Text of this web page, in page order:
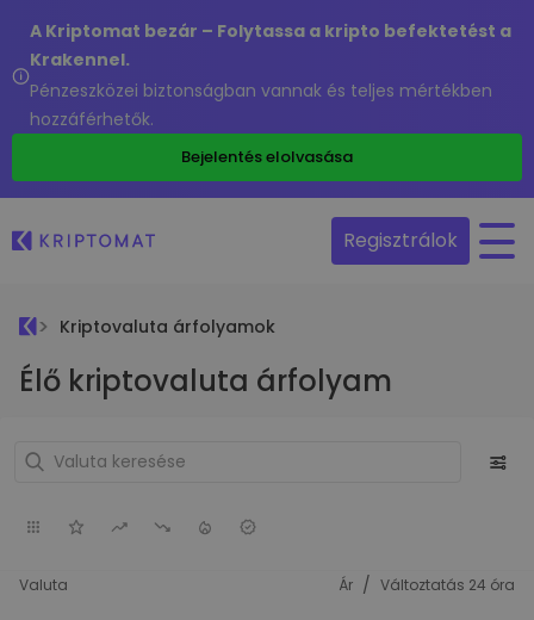
A Kriptomat bezár – Folytassa a kripto befektetést a
Krakennel.
Pénzeszközei biztonságban vannak és teljes mértékben
hozzáférhetők.
Bejelentés elolvasása
Regisztrálok
Kriptovaluta árfolyamok
Élő kriptovaluta árfolyam
Valuta Ár / Változtatás 24 óra